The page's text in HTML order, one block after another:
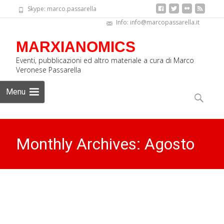
Skype: marco.passarella
Info: info@marcopassarella.it
MARXIANOMICS
Eventi, pubblicazioni ed altro materiale a cura di Marco
Veronese Passarella
Menu
to
content
Ricerca
Monthly Archives: Agosto